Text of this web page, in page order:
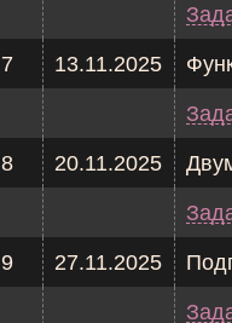
7 13.11.2025
8 20.11.2025
9 27.11.2025